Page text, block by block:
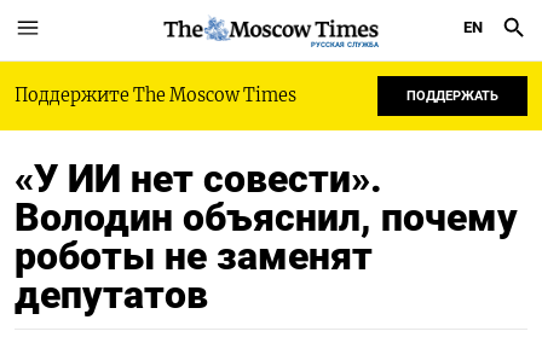
РУССКАЯ СЛУЖБА
EN
Поддержите The Moscow Times ПОДДЕРЖАТЬ
«У ИИ нет совести».
Володин объяснил, почему
роботы не заменят
депутатов